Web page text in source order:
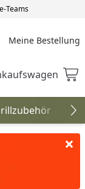
Teams
Meine Bestellung
Meine Bestellung